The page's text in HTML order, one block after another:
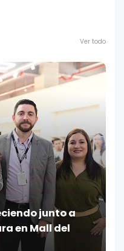
Ver todo
junto a
en Mall del